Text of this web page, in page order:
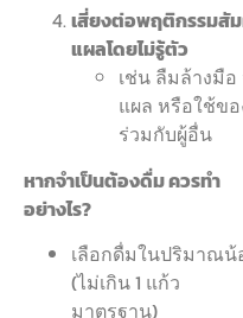
เสี่ยงต่อพฤติกรรมสั
แผลโดยไม่รู้ตัว
เช่น ลืมล้างมือ
แผล หรือใช้ขอ
ร่วมกับผู้อื่น
หากจำเป็นต้องดื่ม ควรทำ
อย่างไร?
เลือกดื่มในปริมาณน้
(ไม่เกิน 1 แก้ว
มาตรฐาน)